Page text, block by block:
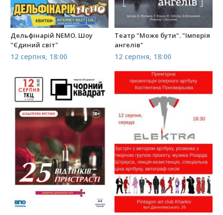
Дельфінарій NEMO. Шоу
"Єдиний світ"
12 серпня, 18:00
Театр "Може бути". "Імперія
ангелів"
12 серпня, 18:00